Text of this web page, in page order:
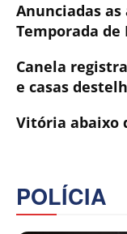
Anunciadas
Temporada de
Canela
e casas
Vitória abaixo
POLÍCIA